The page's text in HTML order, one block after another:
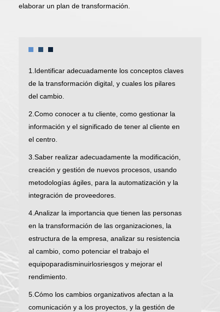
elaborar un plan de transformación.
1.Identificar adecuadamente los conceptos claves
de la transformación digital, y cuales los pilares
del cambio.
2.Como conocer a tu cliente, como gestionar la
información y el significado de tener al cliente en
el centro.
3.Saber realizar adecuadamente la modificación,
creación y gestión de nuevos procesos, usando
metodologías ágiles, para la automatización y la
integración de proveedores.
4.Analizar la importancia que tienen las personas
en la transformación de las organizaciones, la
estructura de la empresa, analizar su resistencia
al cambio, como potenciar el trabajo el
equipoparadisminuirlosriesgos y mejorar el
rendimiento.
5.Cómo los cambios organizativos afectan a la
comunicación y a los proyectos, y la gestión de